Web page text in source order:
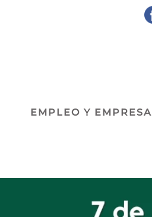
EMPLEO Y EMPRESA